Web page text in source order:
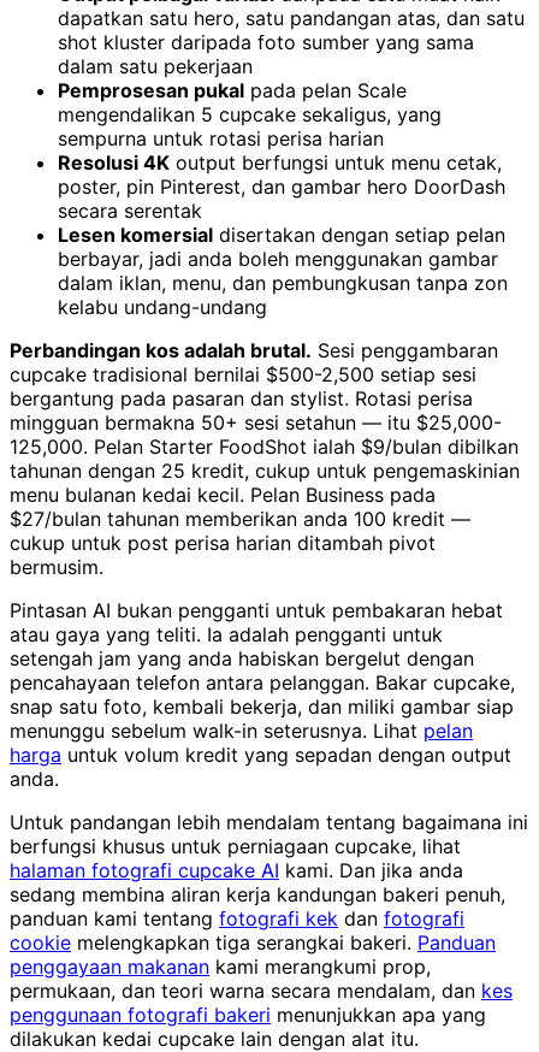
dapatkan satu hero, satu pandangan atas, dan satu
shot kluster daripada foto sumber yang sama
dalam satu pekerjaan
Pemprosesan pukal pada pelan Scale
mengendalikan 5 cupcake sekaligus, yang
sempurna untuk rotasi perisa harian
Resolusi 4K output berfungsi untuk menu cetak,
poster, pin Pinterest, dan gambar hero DoorDash
secara serentak
Lesen komersial disertakan dengan setiap pelan
berbayar, jadi anda boleh menggunakan gambar
dalam iklan, menu, dan pembungkusan tanpa zon
kelabu undang-undang
Perbandingan kos adalah brutal. Sesi penggambaran
cupcake tradisional bernilai $500-2,500 setiap sesi
bergantung pada pasaran dan stylist. Rotasi perisa
mingguan bermakna 50+ sesi setahun — itu $25,000-
125,000. Pelan Starter FoodShot ialah $9/bulan dibilkan
tahunan dengan 25 kredit, cukup untuk pengemaskinian
menu bulanan kedai kecil. Pelan Business pada
$27/bulan tahunan memberikan anda 100 kredit —
cukup untuk post perisa harian ditambah pivot
bermusim.
Pintasan AI bukan pengganti untuk pembakaran hebat
atau gaya yang teliti. Ia adalah pengganti untuk
setengah jam yang anda habiskan bergelut dengan
pencahayaan telefon antara pelanggan. Bakar cupcake,
snap satu foto, kembali bekerja, dan miliki gambar siap
menunggu sebelum walk-in seterusnya. Lihat pelan
harga untuk volum kredit yang sepadan dengan output
anda.
Untuk pandangan lebih mendalam tentang bagaimana ini
berfungsi khusus untuk perniagaan cupcake, lihat
halaman fotografi cupcake AI kami. Dan jika anda
sedang membina aliran kerja kandungan bakeri penuh,
panduan kami tentang fotografi kek dan fotografi
cookie melengkapkan tiga serangkai bakeri. Panduan
penggayaan makanan kami merangkumi prop,
permukaan, dan teori warna secara mendalam, dan kes
penggunaan fotografi bakeri menunjukkan apa yang
dilakukan kedai cupcake lain dengan alat itu.